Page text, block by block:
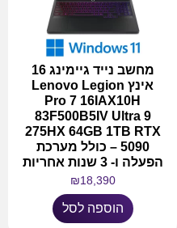
מחשב נייד גיימינג 16
אינץ Lenovo Legion
Pro 7 16IAX10H
83F500B5IV Ultra 9
275HX 64GB 1TB RTX
5090 – כולל מערכת
הפעלה ו- 3 שנות אחריות
₪18,390
הוספה לסל